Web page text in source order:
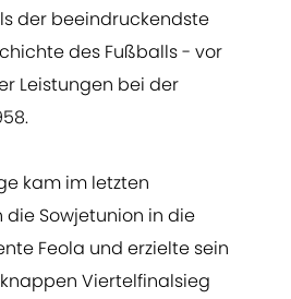
der beeindruckendste
des Fußballs - vor
Leistungen bei der
kam im letzten
Sowjetunion in die
Feola und erzielte sein
Viertelfinalsieg